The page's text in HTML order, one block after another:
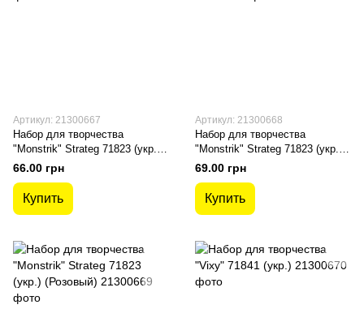
Артикул: 21300667
Набор для творчества
"Monstrik" Strateg 71823 (укр.)
(Зеленый)
66.00 грн
Купить
Артикул: 21300668
Набор для творчества
"Monstrik" Strateg 71823 (укр.)
(Оранжевый)
69.00 грн
Купить